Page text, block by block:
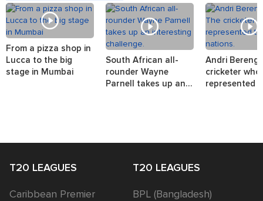
From a pizza shop in
Lucca to the big
stage in Mumbai
South African all-
rounder Wayne
Parnell takes up an
Andri
cricketer who
represented
T20 LEAGUES
Caribbean Premier
T20 LEAGUES
BPL (Bangladesh)